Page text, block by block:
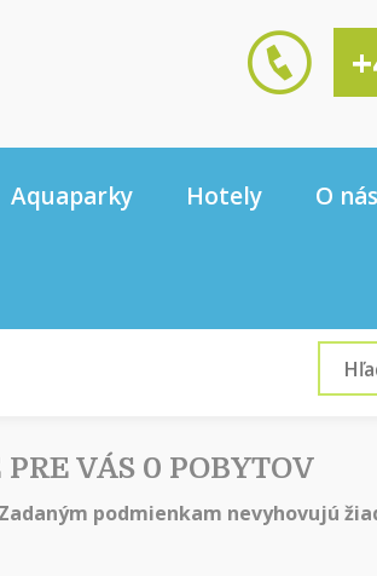
Aquaparky Hotely O nás
VÁS 0 POBYTOV
Zadaným podmienkam nevyhovujú